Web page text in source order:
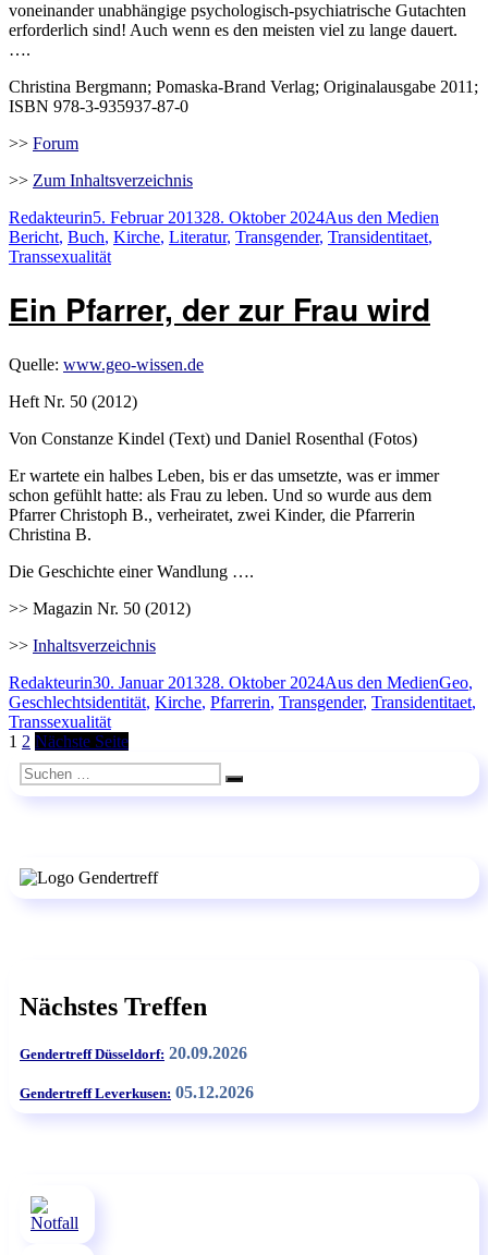
voneinander unabhängige psychologisch-psychiatrische Gutachten
erforderlich sind! Auch wenn es den meisten viel zu lange dauert.
….
Christina Bergmann; Pomaska-Brand Verlag; Originalausgabe 2011;
ISBN 978-3-935937-87-0
>> Forum
>> Zum Inhaltsverzeichnis
Autor
RedakteurinVeröffentlicht
am
5. Februar 201328. Oktober 2024Kategorien
Aus den Medien
Bericht, Buch, Kirche, Literatur, Transgender, Transidentitaet,
Transsexualität
Ein Pfarrer, der zur Frau wird
Quelle: www.geo-wissen.de
Heft Nr. 50 (2012)
Von Constanze Kindel (Text) und Daniel Rosenthal (Fotos)
Er wartete ein halbes Leben, bis er das umsetzte, was er immer
schon gefühlt hatte: als Frau zu leben. Und so wurde aus dem
Pfarrer Christoph B., verheiratet, zwei Kinder, die Pfarrerin
Christina B.
Die Geschichte einer Wandlung ….
>> Magazin Nr. 50 (2012)
>> Inhaltsverzeichnis
Autor
RedakteurinVeröffentlicht
am
30. Januar 201328. Oktober 2024Kategorien
Aus den MedienGeo,
Geschlechtsidentität, Kirche, Pfarrerin, Transgender, Transidentitaet,
Transsexualität
Seitennummerierung
der
Beiträge
Seite
1 Seite
2 Nächste Seite
Suchen
nach:
Suchen
Nächstes Treffen
Gendertreff Düsseldorf: 20.09.2026
Gendertreff Leverkusen: 05.12.2026